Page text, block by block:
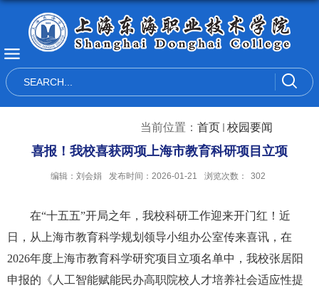
当前位置： 首页 校园要闻
喜报！我校喜获两项上海市教育科研项目立项
编辑：刘会娟 发布时间：2026-01-21 浏览次数： 302
在“十五五”开局之年，我校科研工作迎来开门红！近
日，从上海市教育科学规划领导小组办公室传来喜讯，在
2026年度上海市教育科学研究项目立项名单中，我校张居阳
申报的《人工智能赋能民办高职院校人才培养社会适应性提